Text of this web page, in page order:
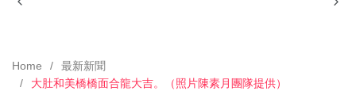
Home
最新新聞
大肚和美橋橋面合龍大吉。（照片陳素月團隊提供）